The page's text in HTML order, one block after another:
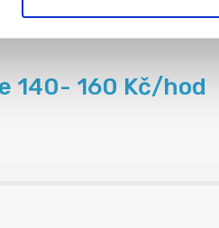
140- 160 Kč/hod